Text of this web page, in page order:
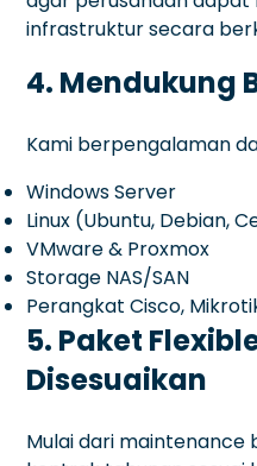
infrastruktur secara
4. Mendukung
Kami berpengalaman
Windows Server
Linux (Ubuntu, Debian,
VMware & Proxmox
Storage NAS/SAN
Perangkat Cisco,
5. Paket
Disesuaikan
Mulai dari maintenance